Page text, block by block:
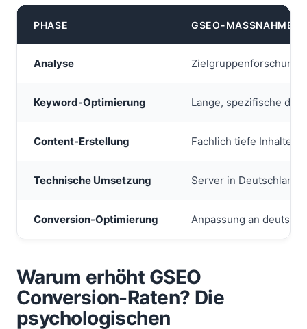
PHASE GSEO-MASSNAHME
Analyse Zielgruppenforschung
Keyword-Optimierung Lange, spezifische
Content-Erstellung Fachlich tiefe Inhalte
Technische Umsetzung Server in Deutschland,
Conversion-Optimierung Anpassung an
Warum erhöht GSEO
Conversion-Raten? Die
psychologischen